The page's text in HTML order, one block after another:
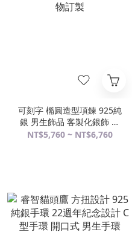
可刻字 橢圓造型項鍊 925純
銀 男生飾品 客製化銀飾 禮
物訂製
NT$5,760 ~ NT$6,760